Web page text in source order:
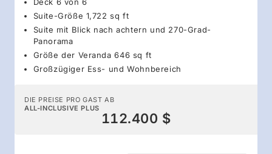
Suite-Größe 1,722 sq ft
Suite mit Blick nach achtern und 270-Grad-
Panorama
Größe der Veranda 646 sq ft
Großzügiger Ess- und Wohnbereich
DIE PREISE PRO GAST AB
ALL-INCLUSIVE PLUS
112.400 $